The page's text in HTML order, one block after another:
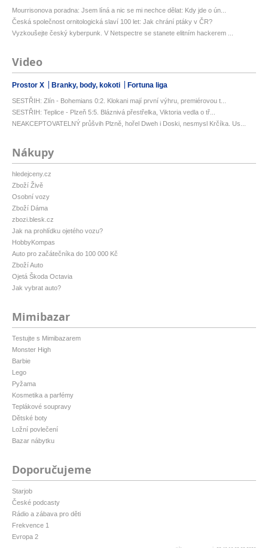
Mourrisonova poradna: Jsem líná a nic se mi nechce dělat: Kdy jde o ún...
Česká společnost ornitologická slaví 100 let: Jak chrání ptáky v ČR?
Vyzkoušejte český kyberpunk. V Netspectre se stanete elitním hackerem ...
Video
Prostor X Branky, body, kokoti Fortuna liga
SESTŘIH: Zlín - Bohemians 0:2. Klokani mají první výhru, premiérovou t...
SESTŘIH: Teplice - Plzeň 5:5. Bláznivá přestřelka, Viktoria vedla o tř...
NEAKCEPTOVATELNÝ průšvih Plzně, hořel Dweh i Doski, nesmysl Krčíka. Us...
Nákupy
hledejceny.cz
Zboží Živě
Osobní vozy
Zboží Dáma
zbozi.blesk.cz
Jak na prohlídku ojetého vozu?
HobbyKompas
Auto pro začátečníka do 100 000 Kč
Zboží Auto
Ojetá Škoda Octavia
Jak vybrat auto?
Mimibazar
Testujte s Mimibazarem
Monster High
Barbie
Lego
Pyžama
Kosmetika a parfémy
Teplákové soupravy
Dětské boty
Ložní povlečení
Bazar nábytku
Doporučujeme
Starjob
České podcasty
Rádio a zábava pro děti
Frekvence 1
Evropa 2